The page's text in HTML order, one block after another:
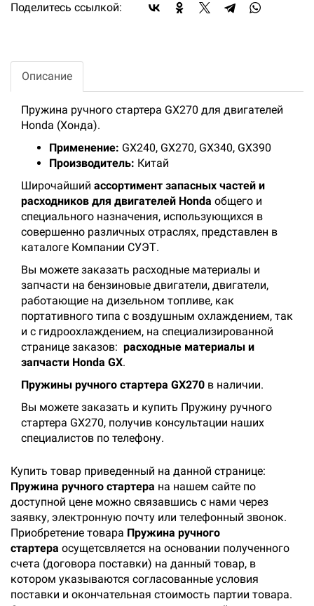
Поделитесь ссылкой:
Описание
Пружина ручного стартера GX270 для двигателей
Honda (Хонда).
Применение: GX240, GX270, GX340, GX390
Производитель: Китай
Широчайший ассортимент запасных частей и
расходников для двигателей Honda общего и
специального назначения, использующихся в
совершенно различных отраслях, представлен в
каталоге Компании СУЭТ.
Вы можете заказать расходные материалы и
запчасти на бензиновые двигатели, двигатели,
работающие на дизельном топливе, как
портативного типа с воздушным охлаждением, так
и с гидроохлаждением, на специализированной
странице заказов: расходные материалы и
запчасти Honda GX.
Пружины ручного стартера GX270 в наличии.
Вы можете заказать и купить Пружину ручного
стартера GX270, получив консультации наших
специалистов по телефону.
Купить товар приведенный на данной странице:
Пружина ручного стартера на нашем сайте по
доступной цене можно связавшись с нами через
заявку, электронную почту или телефонный звонок.
Приобретение товара Пружина ручного
стартера осущетсвляется на основании полученного
счета (договора поставки) на данный товар, в
котором указываются согласованные условия
поставки и окончательная стоимость партии товара.